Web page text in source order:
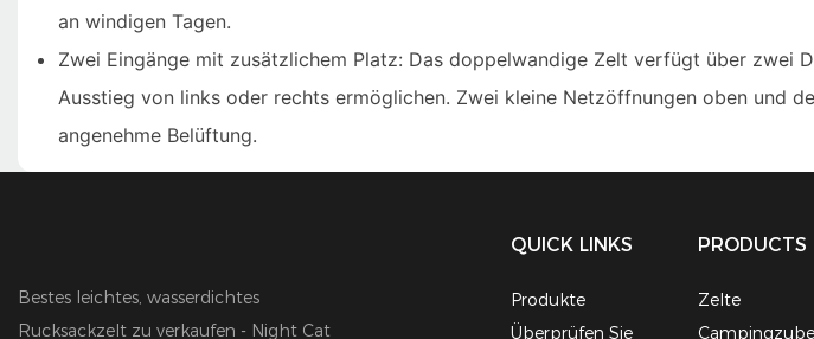
an windigen Tagen.
Zwei Eingänge mit zusätzlichem Platz: Das doppelwandige Zelt verfügt über zwei
Ausstieg von links oder rechts ermöglichen. Zwei kleine Netzöffnungen oben und
angenehme Belüftung.
Bestes leichtes, wasserdichtes
Rucksackzelt zu verkaufen - Night Cat
QUICK LINKS
Produkte
Überprüfen Sie
PRODUCTS
Zelte